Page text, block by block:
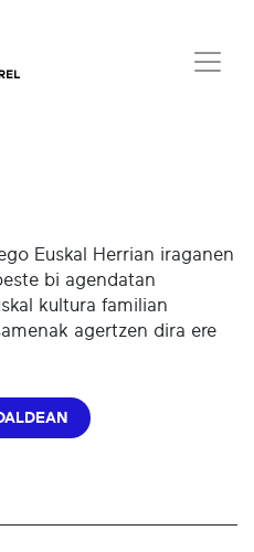
Euskal Herrian iraganen
bi agendatan
kultura familian
agertzen dira ere